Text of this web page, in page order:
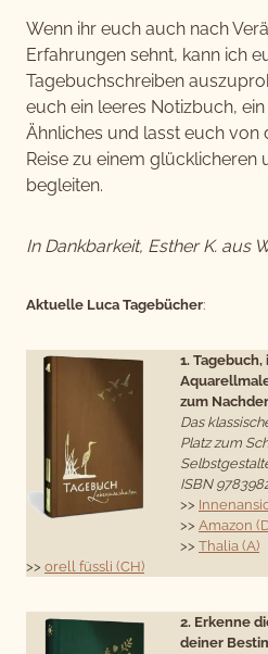
Wenn ihr euch auch nach
Erfahrungen sehnt, kann ich
Tagebuchschreiben
euch ein leeres Notizbuch,
Ähnliches und lasst euch von
Reise zu einem glücklicheren
begleiten.
In Dankbarkeit, Esther K. aus
Aktuelle Luca Tagebücher:
1.
zum
Das
Platz zum
ISBN
>>
>> Amazon
>> Thalia (A)
>> orell füssli (CH)
2. Erkenne
deiner